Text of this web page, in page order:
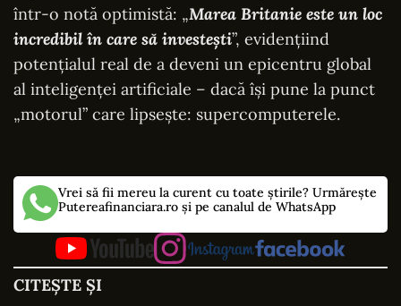
într-o notă optimistă: „Marea Britanie este un loc
incredibil în care să investești”, evidențiind
potențialul real de a deveni un epicentru global
al inteligenței artificiale – dacă își pune la punct
„motorul” care lipsește: supercomputerele.
Vrei să fii mereu la curent cu toate știrile? Urmărește
Putereafinanciara.ro și pe canalul de WhatsApp
CITEȘTE ȘI